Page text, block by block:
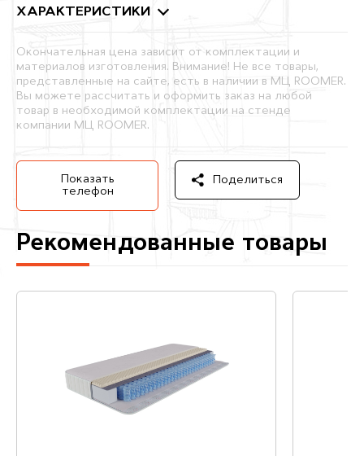
ХАРАКТЕРИСТИКИ
Окончательная цена зависит от комплектации и
материалов изготовления. Внимание! Не все товары,
представленные на сайте, есть в наличии в МЦ ROOMER.
Вы можете рассчитать и оформить заказ на любой
товар в необходимой комплектации на стенде
компании МЦ ROOMER.
Показать
телефон
Поделиться
Рекомендованные товары